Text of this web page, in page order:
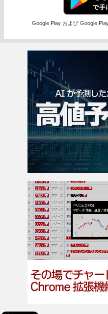
Google Play および Google